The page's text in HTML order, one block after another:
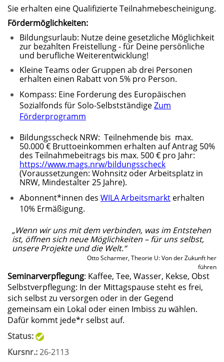
Sie erhalten eine Qualifizierte Teilnahmebescheinigung.
Fördermöglichkeiten:
Bildungsurlaub: Nutze deine gesetzliche Möglichkeit
zur bezahlten Freistellung - für Deine persönliche
und berufliche Weiterentwicklung!
Kleine Teams oder Gruppen ab drei Personen
erhalten einen Rabatt von 5% pro Person.
Kompass: Eine Forderung des Europäischen
Sozialfonds für Solo-SelbstständigeZum
Förderprogramm
Bildungsscheck NRW: Teilnehmende bis max.
50.000 € Bruttoeinkommen erhalten auf Antrag 50%
des Teilnahmebeitrags bis max. 500 € pro Jahr:
https://www.mags.nrw/bildungsscheck
(Voraussetzungen: Wohnsitz oder Arbeitsplatz in
NRW, Mindestalter 25 Jahre).
Abonnent*innen des WILA Arbeitsmarkt erhalten
10% Ermäßigung.
„Wenn wir uns mit dem verbinden, was im Entstehen
ist, öffnen sich neue Möglichkeiten – für uns selbst,
unsere Projekte und die Welt.“
Otto Scharmer, Theorie U: Von der Zukunft her
führen
Seminarverpflegung: Kaffee, Tee, Wasser, Kekse, Obst
Selbstverpflegung: In der Mittagspause steht es frei,
sich selbst zu versorgen oder in der Gegend
gemeinsam ein Lokal oder einen Imbiss zu wählen.
Dafür kommt jede*r selbst auf.
Status:
Kursnr.:26-2113